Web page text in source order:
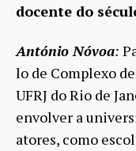
docente do
António Nóvoa:
lo de Complexo
UFRJ do Rio de
envolver a
atores, como